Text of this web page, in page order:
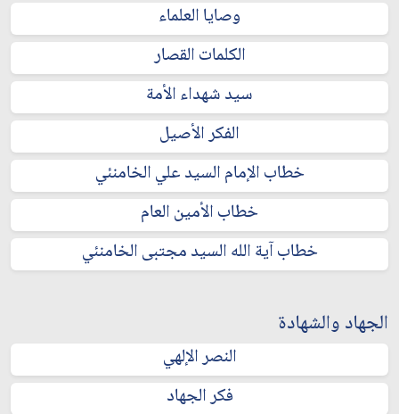
وصايا العلماء
الكلمات القصار
سيد شهداء الأمة
الفكر الأصيل
خطاب الإمام السيد علي الخامنئي
خطاب الأمين العام
خطاب آية الله السيد مجتبى الخامنئي
الجهاد والشهادة
النصر الإلهي
فكر الجهاد